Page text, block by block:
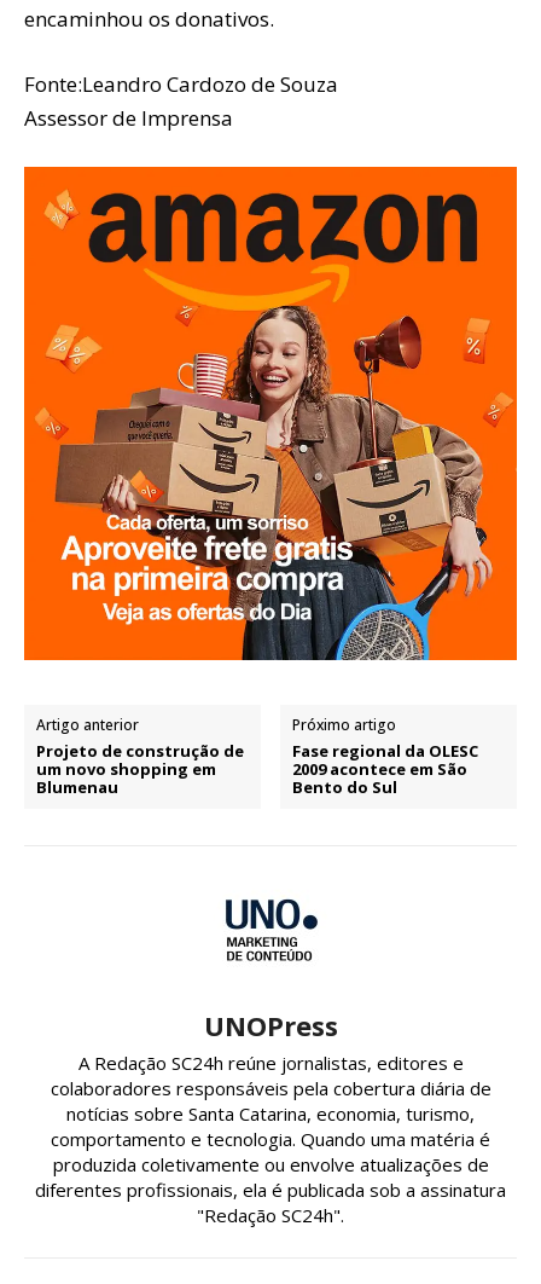
encaminhou os donativos.
Fonte:Leandro Cardozo de Souza
Assessor de Imprensa
Artigo anterior
Projeto de construção de
um novo shopping em
Blumenau
Próximo artigo
Fase regional da OLESC
2009 acontece em São
Bento do Sul
UNOPress
A Redação SC24h reúne jornalistas, editores e
colaboradores responsáveis pela cobertura diária de
notícias sobre Santa Catarina, economia, turismo,
comportamento e tecnologia. Quando uma matéria é
produzida coletivamente ou envolve atualizações de
diferentes profissionais, ela é publicada sob a assinatura
"Redação SC24h".